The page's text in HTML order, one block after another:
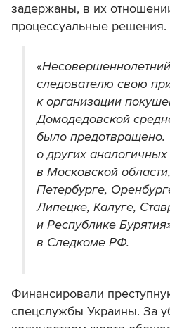
задержаны, в их
процессуальные решения.
следователю свою
к организации
Домодедовской
было
о других
в Московской
Петербурге,
Липецке, Калуге,
и Республике
в Следкоме РФ.
Финансировали
спецслужбы Украины. За